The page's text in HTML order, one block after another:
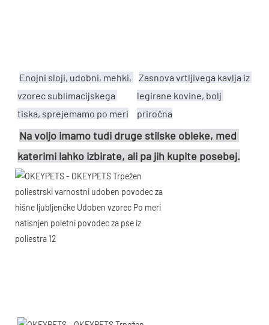
vzorec sublimacijskega
tiska, sprejemamo po meri
Zasnova vrtljivega kavlja iz
legirane kovine, bolj
priročna
Na voljo imamo tudi druge stilske obleke, med
katerimi lahko izbirate, ali pa jih kupite posebej.